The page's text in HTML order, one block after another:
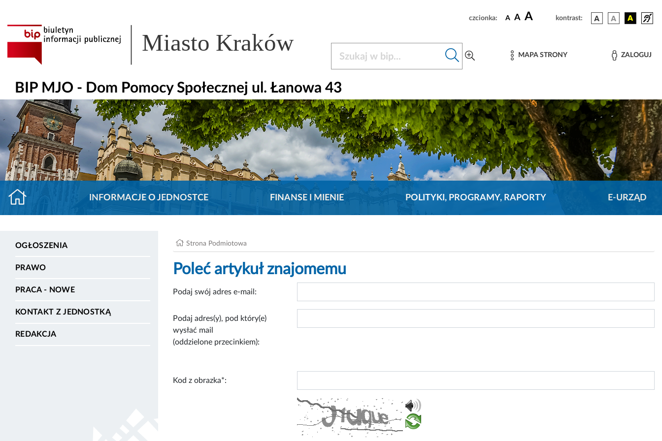
czcionka: A A A kontrast:
Miasto Kraków MAPA STRONY ZALOGUJ
BIP MJO - Dom Pomocy Społecznej ul. Łanowa 43
INFORMACJE O JEDNOSTCE FINANSE I MIENIE POLITYKI, PROGRAMY, RAPORTY E-URZĄD
OGŁOSZENIA
PRAWO
PRACA - NOWE
KONTAKT Z JEDNOSTKĄ
REDAKCJA
Strona Podmiotowa
Poleć artykuł znajomemu
Podaj swój adres e-mail:
Podaj adres(y), pod który(e)
wysłać mail
(oddzielone przecinkiem):
Kod z obrazka*: